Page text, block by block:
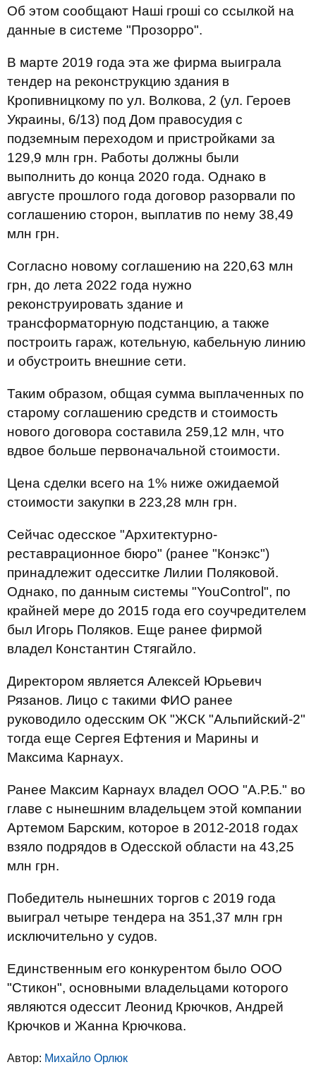
Об этом сообщают Наші гроші со ссылкой на
данные в системе "Прозорро".
В марте 2019 года эта же фирма выиграла
тендер на реконструкцию здания в
Кропивницкому по ул. Волкова, 2 (ул. Героев
Украины, 6/13) под Дом правосудия с
подземным переходом и пристройками за
129,9 млн грн. Работы должны были
выполнить до конца 2020 года. Однако в
августе прошлого года договор разорвали по
соглашению сторон, выплатив по нему 38,49
млн грн.
Согласно новому соглашению на 220,63 млн
грн, до лета 2022 года нужно
реконструировать здание и
трансформаторную подстанцию, а также
построить гараж, котельную, кабельную линию
и обустроить внешние сети.
Таким образом, общая сумма выплаченных по
старому соглашению средств и стоимость
нового договора составила 259,12 млн, что
вдвое больше первоначальной стоимости.
Цена сделки всего на 1% ниже ожидаемой
стоимости закупки в 223,28 млн грн.
Сейчас одесское "Архитектурно-
реставрационное бюро" (ранее "Конэкс")
принадлежит одесситке Лилии Поляковой.
Однако, по данным системы "YouControl", по
крайней мере до 2015 года его соучредителем
был Игорь Поляков. Еще ранее фирмой
владел Константин Стягайло.
Директором является Алексей Юрьевич
Рязанов. Лицо с такими ФИО ранее
руководило одесским ОК "ЖСК "Альпийский-2"
тогда еще Сергея Ефтения и Марины и
Максима Карнаух.
Ранее Максим Карнаух владел ООО "А.Р.Б." во
главе с нынешним владельцем этой компании
Артемом Барским, которое в 2012-2018 годах
взяло подрядов в Одесской области на 43,25
млн грн.
Победитель нынешних торгов с 2019 года
выиграл четыре тендера на 351,37 млн грн
исключительно у судов.
Единственным его конкурентом было ООО
"Стикон", основными владельцами которого
являются одессит Леонид Крючков, Андрей
Крючков и Жанна Крючкова.
Автор: Михайло Орлюк